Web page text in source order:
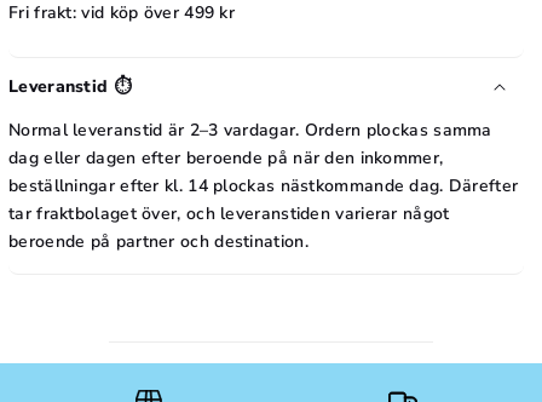
Fri frakt: vid köp över 499 kr
Leveranstid ⏱️
Normal leveranstid är 2–3 vardagar. Ordern plockas samma
dag eller dagen efter beroende på när den inkommer,
beställningar efter kl. 14 plockas nästkommande dag. Därefter
tar fraktbolaget över, och leveranstiden varierar något
beroende på partner och destination.